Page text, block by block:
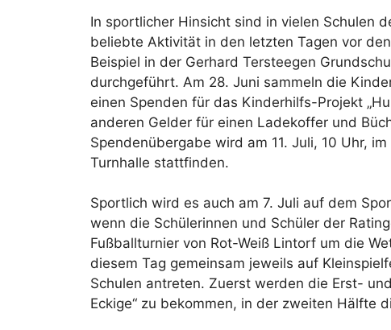
In sportlicher Hinsicht sind in vielen Schulen
beliebte Aktivität in den letzten Tagen vor
Beispiel in der Gerhard Tersteegen
durchgeführt. Am 28. Juni sammeln die
einen Spenden für das Kinderhilfs-Projekt
anderen Gelder für einen Ladekoffer und
Spendenübergabe wird am 11. Juli, 10 Uhr,
Turnhalle stattfinden.
Sportlich wird es auch am 7. Juli auf dem
wenn die Schülerinnen und Schüler der
Fußballturnier von Rot-Weiß Lintorf um die
diesem Tag gemeinsam jeweils auf
Schulen antreten. Zuerst werden die Erst-
Eckige“ zu bekommen, in der zweiten Hälfte